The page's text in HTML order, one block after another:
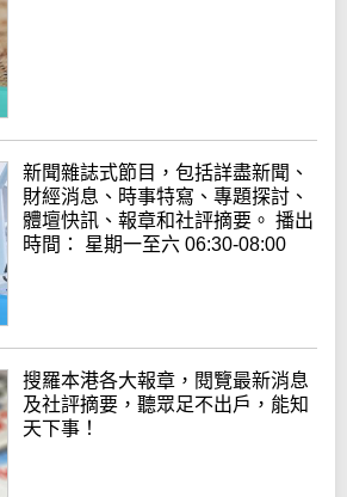
新聞雜誌式節目，包括詳盡新聞、
財經消息、時事特寫、專題探討、
體壇快訊、報章和社評摘要。 播出
時間： 星期一至六 06:30-08:00
搜羅本港各大報章，閱覽最新消息
及社評摘要，聽眾足不出戶，能知
天下事！